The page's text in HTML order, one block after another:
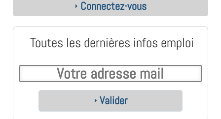
Connectez-vous
Toutes les dernières infos emploi
Valider